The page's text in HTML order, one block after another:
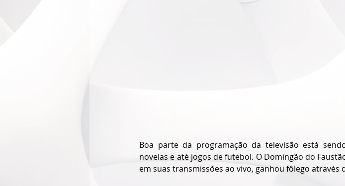
Boa parte da programação da televisão está
novelas e até jogos de futebol. O Domingão do
em suas transmissões ao vivo, ganhou fôlego através